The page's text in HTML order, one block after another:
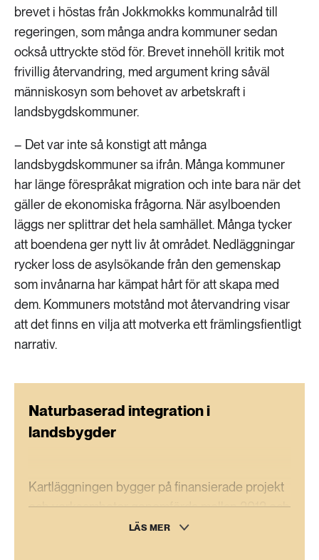
brevet i höstas från Jokkmokks kommunalråd till
regeringen, som många andra kommuner sedan
också uttryckte stöd för. Brevet innehöll kritik mot
frivillig återvandring, med argument kring såväl
människosyn som behovet av arbetskraft i
landsbygdskommuner.
– Det var inte så konstigt att många
landsbygdskommuner sa ifrån. Många kommuner
har länge förespråkat migration och inte bara när det
gäller de ekonomiska frågorna. När asylboenden
läggs ner splittrar det hela samhället. Många tycker
att boendena ger nytt liv åt området. Nedläggningar
rycker loss de asylsökande från den gemenskap
som invånarna har kämpat hårt för att skapa med
dem. Kommuners motstånd mot återvandring visar
att det finns en vilja att motverka ett främlingsfientligt
narrativ.
Naturbaserad integration i
landsbygder
Kartläggningen bygger på finansierade projekt
och verksamheter genomförda mellan 2012 och
2022 inom gröna näringar, av civilsamhället
LÄS MER